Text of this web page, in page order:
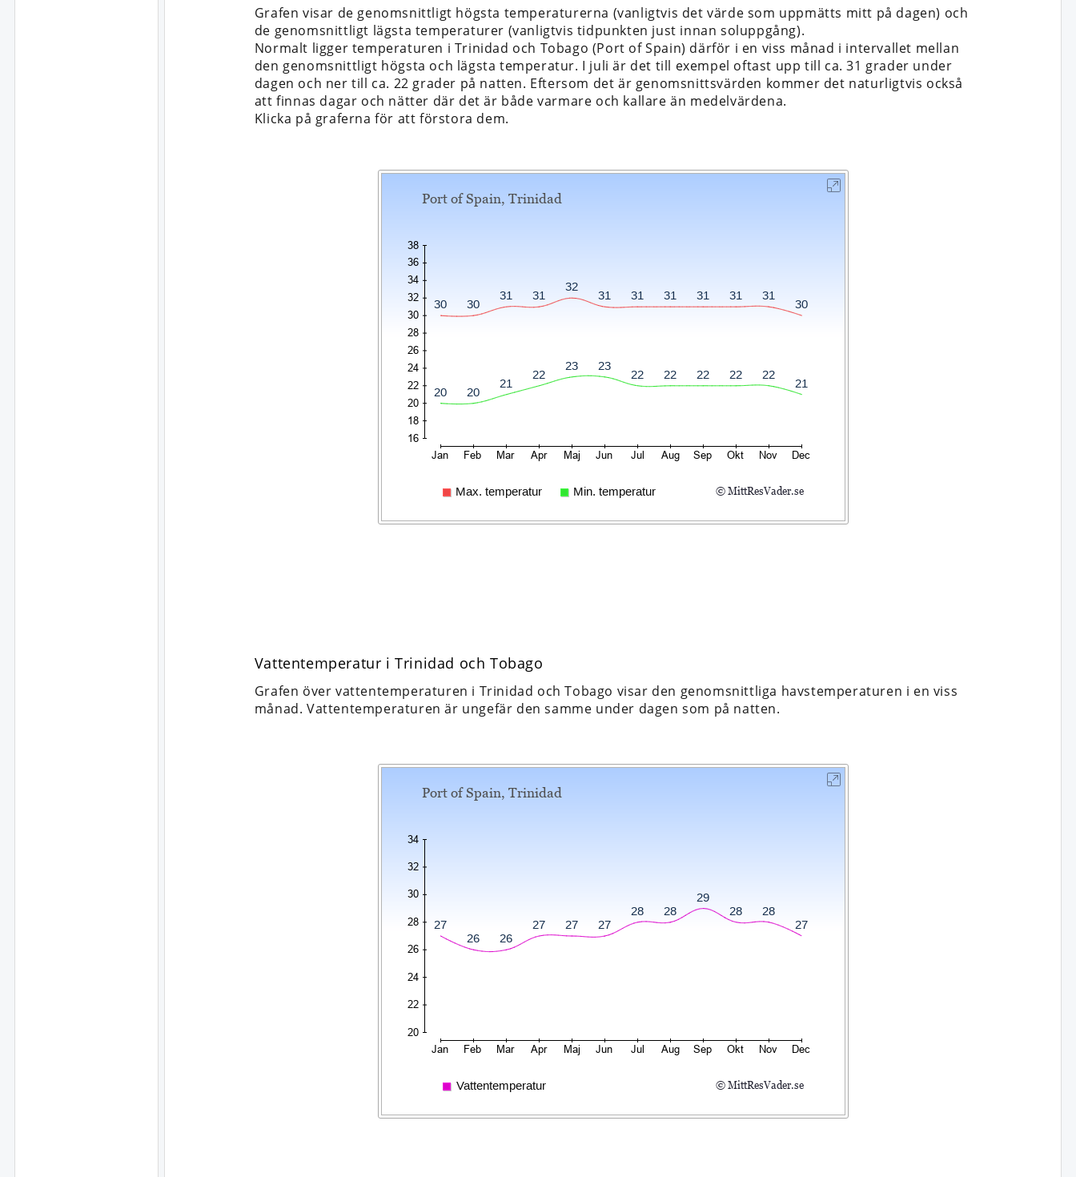
Grafen visar de genomsnittligt högsta temperaturerna (vanligtvis det värde som uppmätts mitt på dagen) och
de genomsnittligt lägsta temperaturer (vanligtvis tidpunkten just innan soluppgång).
Normalt ligger temperaturen i Trinidad och Tobago (Port of Spain) därför i en viss månad i intervallet mellan
den genomsnittligt högsta och lägsta temperatur. I juli är det till exempel oftast upp till ca. 31 grader under
dagen och ner till ca. 22 grader på natten. Eftersom det är genomsnittsvärden kommer det naturligtvis också
att finnas dagar och nätter där det är både varmare och kallare än medelvärdena.
Klicka på graferna för att förstora dem.
Vattentemperatur i Trinidad och Tobago
Grafen över vattentemperaturen i Trinidad och Tobago visar den genomsnittliga havstemperaturen i en viss
månad. Vattentemperaturen är ungefär den samme under dagen som på natten.